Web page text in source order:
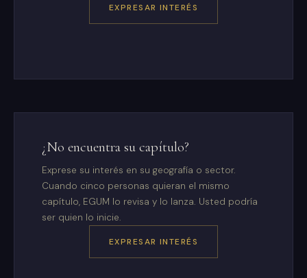
EXPRESAR INTERÉS
¿No encuentra su capítulo?
Exprese su interés en su geografía o sector.
Cuando cinco personas quieran el mismo
capítulo, EGUM lo revisa y lo lanza. Usted podría
ser quien lo inicie.
EXPRESAR INTERÉS